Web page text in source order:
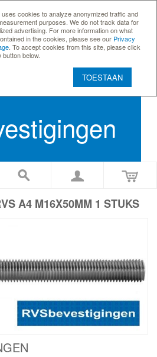
cookies to analyze anonymized traffic and
purposes. We do not track data for
advertising. For more information on what
in the cookies, please see our Privacy
. To accept cookies from this site, please click
button below.
TOESTAAN
A4 M16X50MM 1 STUKS